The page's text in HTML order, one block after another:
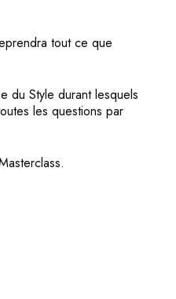
tout ce que
du Style durant lesquels
les questions par